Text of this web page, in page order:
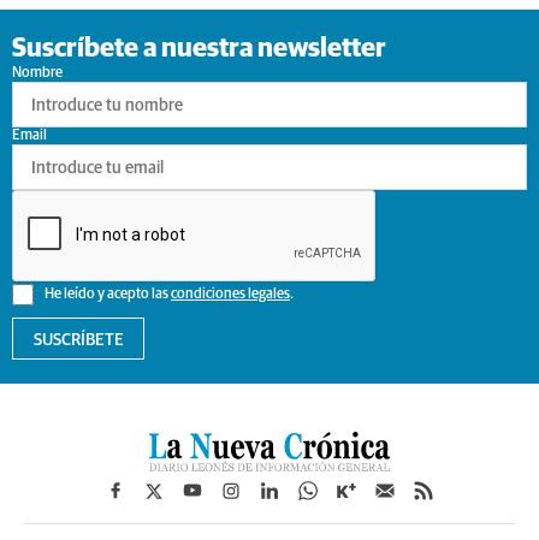
Suscríbete a nuestra newsletter
Nombre
He leído y acepto lascondiciones legales.
Email
SUSCRÍBETE